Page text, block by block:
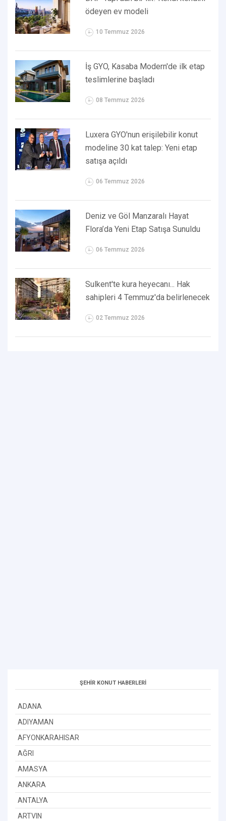
ödeyen ev modeli
10 Temmuz 2026
İş GYO, Kasaba Modern'de ilk etap
teslimlerine başladı
08 Temmuz 2026
Luxera GYO'nun erişilebilir konut
modeline 30 kat talep: Yeni etap
satışa açıldı
06 Temmuz 2026
Deniz ve Göl Manzaralı Hayat
Flora’da Yeni Etap Satışa Sunuldu
06 Temmuz 2026
Sulkent'te kura heyecanı... Hak
sahipleri 4 Temmuz'da belirlenecek
02 Temmuz 2026
ŞEHİR KONUT HABERLERİ
ADANA
ADIYAMAN
AFYONKARAHISAR
AĞRI
AMASYA
ANKARA
ANTALYA
ARTVIN